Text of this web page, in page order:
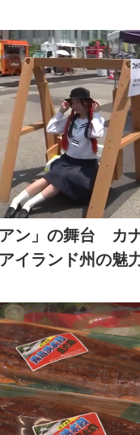
ン」の舞台 カ
イランド州の